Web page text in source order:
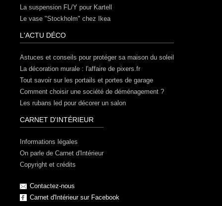
La suspension FL/Y pour Kartell
Le vase "Stockholm" chez Ikea
L'ACTU DÉCO
Astuces et conseils pour protéger sa maison du soleil
La décoration murale : l'affaire de pixers.fr
Tout savoir sur les portails et portes de garage
Comment choisir une société de déménagement ?
Les rubans led pour décorer un salon
CARNET D'INTÉRIEUR
Informations légales
On parle de Carnet d'Intérieur
Copyright et crédits
Contactez-nous
Carnet d'Intérieur sur Facebook